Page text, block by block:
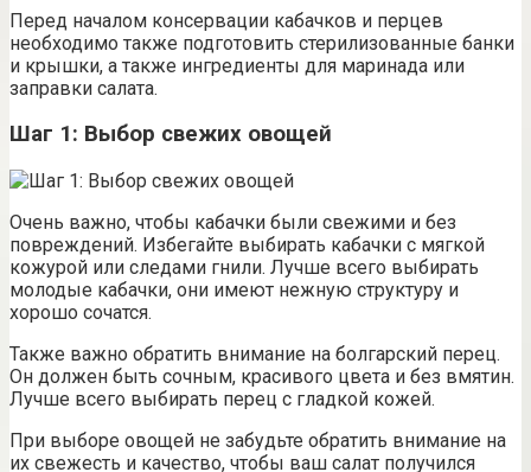
Перед началом консервации кабачков и перцев
необходимо также подготовить стерилизованные банки
и крышки, а также ингредиенты для маринада или
заправки салата.
Шаг 1: Выбор свежих овощей
Очень важно, чтобы кабачки были свежими и без
повреждений. Избегайте выбирать кабачки с мягкой
кожурой или следами гнили. Лучше всего выбирать
молодые кабачки, они имеют нежную структуру и
хорошо сочатся.
Также важно обратить внимание на болгарский перец.
Он должен быть сочным, красивого цвета и без вмятин.
Лучше всего выбирать перец с гладкой кожей.
При выборе овощей не забудьте обратить внимание на
их свежесть и качество, чтобы ваш салат получился